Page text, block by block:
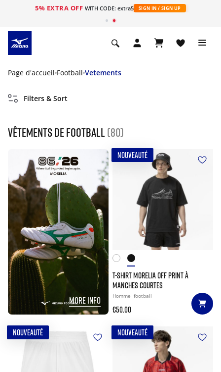
5% EXTRA OFF WITH CODE: extra5 SIGN IN / SIGN UP
Page d'accueil Football Vetements
Filters & Sort
Vêtements de Football(80)
MORE INFO
NOUVEAUTÉ
T-SHIRT MORELIA OFF PRINT À
MANCHES COURTES
Homme football
€50.00
NOUVEAUTÉ NOUVEAUTÉ